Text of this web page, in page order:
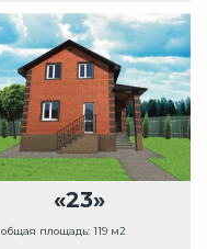
«23»
общая площадь: 119 м2